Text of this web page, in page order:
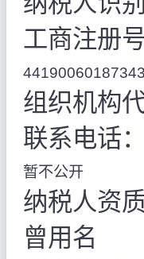
工商注册
组织机构
联系电话：
暂不公开
纳税人资
曾用名